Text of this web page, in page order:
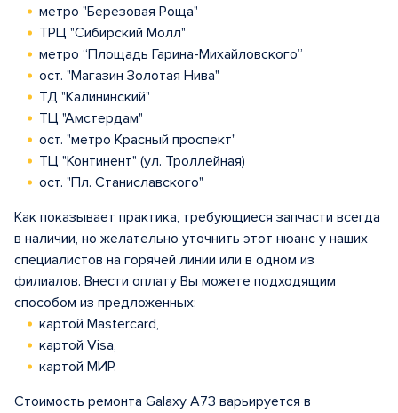
метро "Березовая Роща"
ТРЦ "Сибирский Молл"
метро “Площадь Гарина-Михайловского”
ост. "Магазин Золотая Нива"
ТД "Калининский"
ТЦ "Амстердам"
ост. "метро Красный проспект"
ТЦ "Континент" (ул. Троллейная)
ост. "Пл. Станиславского"
Как показывает практика, требующиеся запчасти всегда
в наличии, но желательно уточнить этот нюанс у наших
специалистов на горячей линии или в одном из
филиалов. Внести оплату Вы можете подходящим
способом из предложенных:
картой Mastercard,
картой Visa,
картой МИР.
Стоимость ремонта Galaxy A73 варьируется в